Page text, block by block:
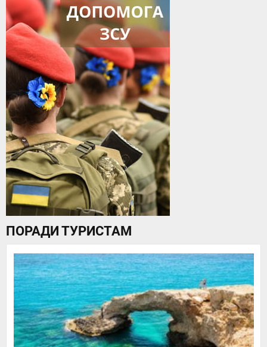
ПОРАДИ ТУРИСТАМ